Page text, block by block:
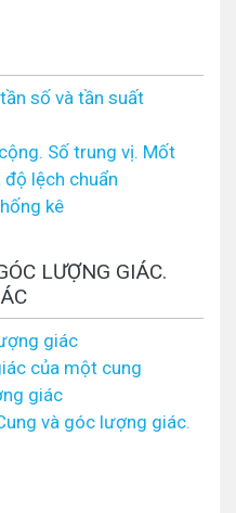
số và tần suất
Số trung vị. Mốt
độ lệch chuẩn
kê
LƯỢNG GIÁC.
giác
của một cung
giác
và góc lượng giác.